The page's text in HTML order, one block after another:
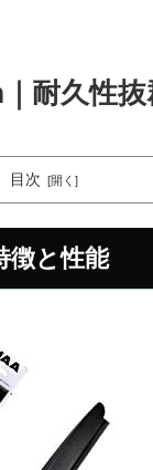
耐久性
目次
徴と性能